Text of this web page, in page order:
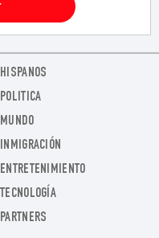
HISPANOS
POLITICA
MUNDO
INMIGRACIÓN
ENTRETENIMIENTO
TECNOLOGÍA
PARTNERS